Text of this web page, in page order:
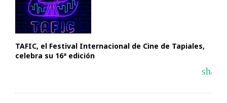
TAFIC, el Festival Internacional de Cine de Tapiales,
celebra su 16ª edición
share